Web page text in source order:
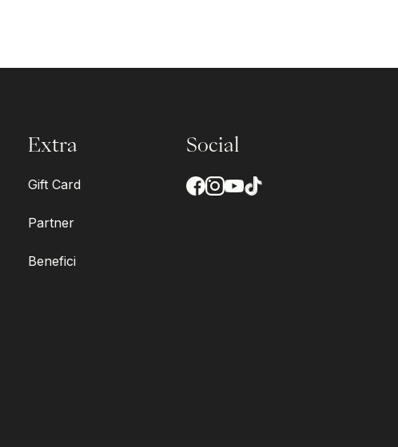
Extra
Gift Card
Partner
Benefici
Social